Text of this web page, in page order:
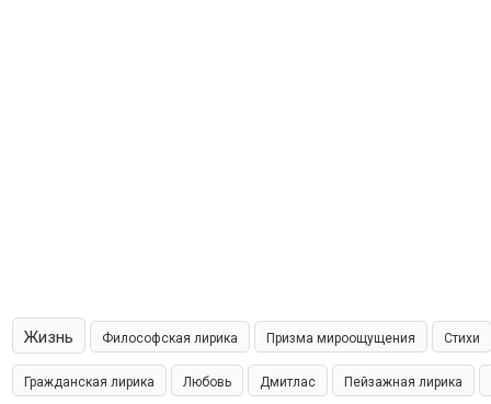
Жизнь Философская лирика Призма мироощущения Стихи
Гражданская лирика Любовь Дмитлас Пейзажная лирика